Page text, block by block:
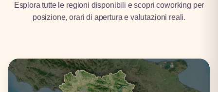
Esplora tutte le regioni disponibili e scopri coworking per
posizione, orari di apertura e valutazioni reali.